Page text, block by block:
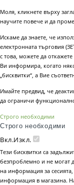
Моля, кликнете върху
научите повече и да
Искаме да знаете, че
електронната търговия
с това, можете да
Ви информира, когато
„бисквитки“, а Вие
Имайте предвид, че
да ограничи
Строго необходими
Строго необходими
Вкл.Изкл.
Тези бисквитки са
безпроблемно и не могат
на информация за
информация в магазина.